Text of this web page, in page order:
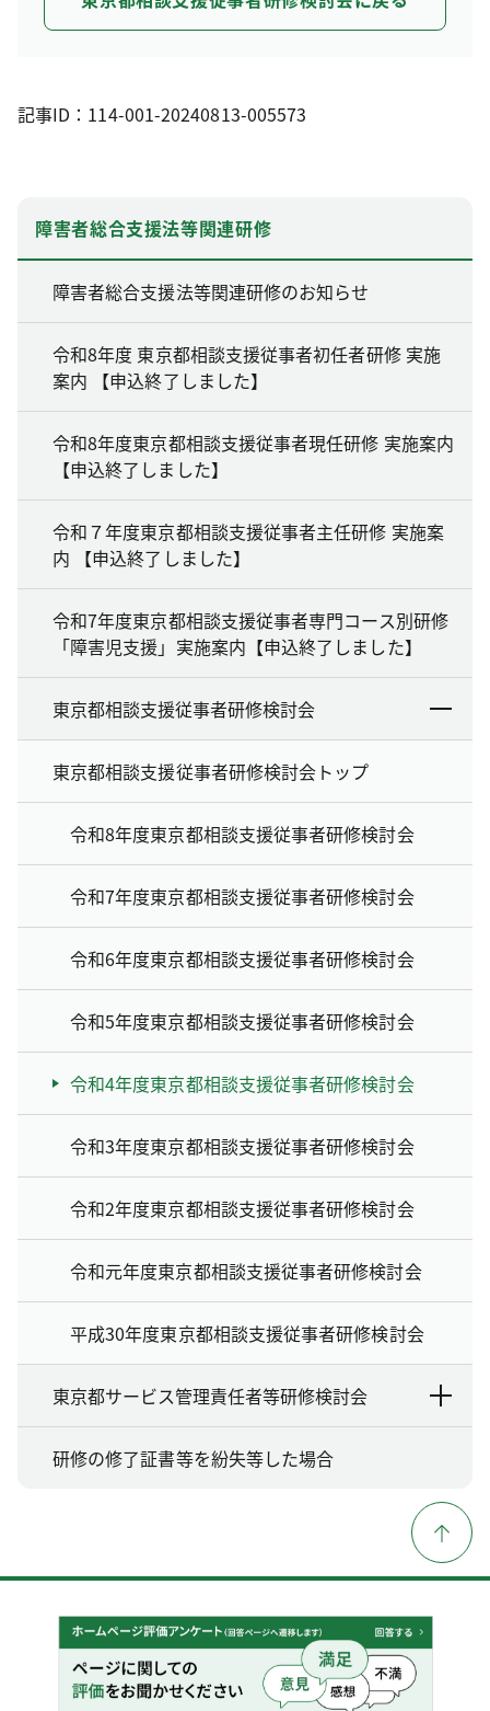
記事ID：114-001-20240813-005573
障害者総合支援法等関連研修
障害者総合支援法等関連研修のお知らせ
令和8年度 東京都相談支援従事者初任者研修 実施
案内 【申込終了しました】
令和8年度東京都相談支援従事者現任研修 実施案内
【申込終了しました】
令和７年度東京都相談支援従事者主任研修 実施案
内 【申込終了しました】
令和7年度東京都相談支援従事者専門コース別研修
「障害児支援」実施案内【申込終了しました】
東京都相談支援従事者研修検討会
東京都相談支援従事者研修検討会トップ
令和8年度東京都相談支援従事者研修検討会
令和7年度東京都相談支援従事者研修検討会
令和6年度東京都相談支援従事者研修検討会
令和5年度東京都相談支援従事者研修検討会
令和4年度東京都相談支援従事者研修検討会
令和3年度東京都相談支援従事者研修検討会
令和2年度東京都相談支援従事者研修検討会
令和元年度東京都相談支援従事者研修検討会
平成30年度東京都相談支援従事者研修検討会
東京都サービス管理責任者等研修検討会
研修の修了証書等を紛失等した場合